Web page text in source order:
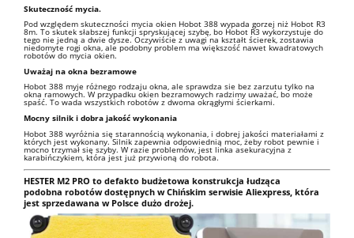
Skuteczność mycia.
Pod względem skuteczności mycia okien Hobot 388 wypada gorzej niż Hobot R3
8m. To skutek słabszej funkcji spryskującej szybę, bo Hobot R3 wykorzystuje do
tego nie jedną a dwie dysze. Oczywiście z uwagi na kształt ścierek, zostawia
niedomyte rogi okna, ale podobny problem ma większość nawet kwadratowych
robotów do mycia okien.
Uważaj na okna bezramowe
Hobot 388 myje różnego rodzaju okna, ale sprawdza sie bez zarzutu tylko na
okna ramowych. W przypadku okien bezramowych radzimy uważać, bo może
spaść. To wada wszystkich robotów z dwoma okrągłymi ścierkami.
Mocny silnik i dobra jakość wykonania
Hobot 388 wyróżnia się starannością wykonania, i dobrej jakości materiałami z
których jest wykonany. Silnik zapewnia odpowiednią moc, żeby robot pewnie i
mocno trzymał się szyby. W razie problemów, jest linka asekuracyjna z
karabińczykiem, która jest już przywioną do robota.
HESTER M2 PRO to defakto budżetowa konstrukcja łudząca
podobna robotów dostępnych w Chińskim serwisie Aliexpress, która
jest sprzedawana w Polsce dużo drożej.